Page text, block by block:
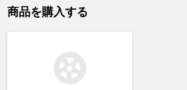
商品を購入する